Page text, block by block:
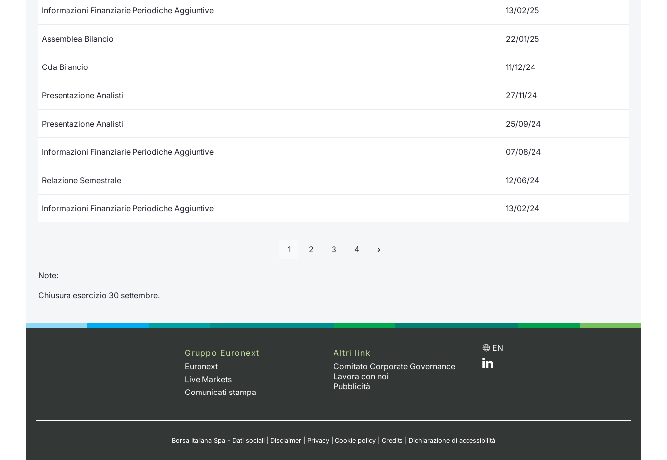
Informazioni Finanziarie Periodiche Aggiuntive 13/02/25
Assemblea Bilancio 22/01/25
Cda Bilancio 11/12/24
Presentazione Analisti 27/11/24
Presentazione Analisti 25/09/24
Informazioni Finanziarie Periodiche Aggiuntive 07/08/24
Relazione Semestrale 12/06/24
Informazioni Finanziarie Periodiche Aggiuntive 13/02/24
1 2 3 4
Note:
Chiusura esercizio 30 settembre.
Gruppo Euronext
Euronext
Live Markets
Comunicati stampa
Altri link
Comitato Corporate Governance
Lavora con noi
Pubblicità
EN
Borsa Italiana Spa - Dati sociali Disclaimer Privacy Cookie policy Credits Dichiarazione di accessibilità